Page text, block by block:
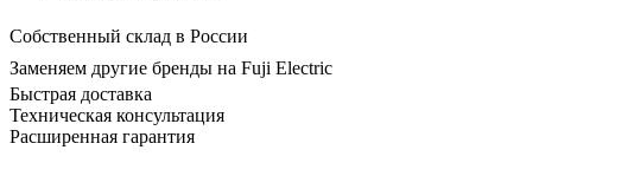
Собственный склад в России
Заменяем другие бренды на Fuji Electric
Быстрая доставка
Техническая консультация
Расширенная гарантия